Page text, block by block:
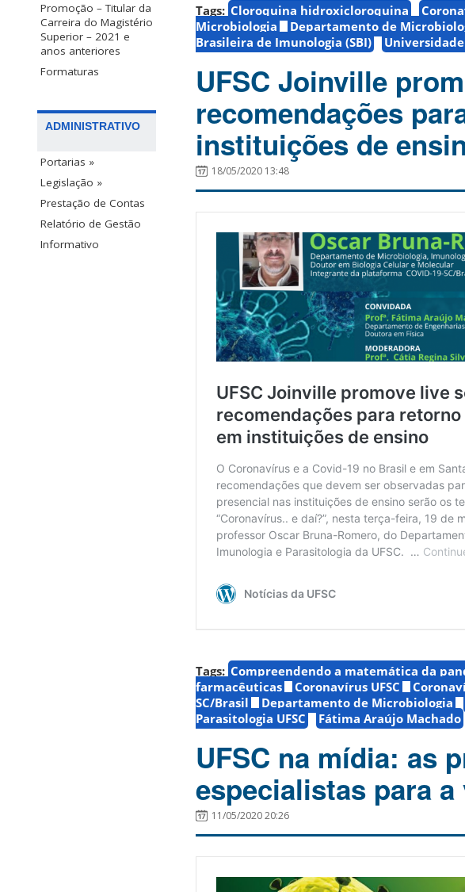
Promoção – Titular da
Carreira do Magistério
Superior – 2021 e
anos anteriores
Formaturas
ADMINISTRATIVO
Portarias »
Legislação »
Prestação de Contas
Relatório de Gestão
Informativo
Tags: Cloroquina hidroxicloroquina
Microbiologia
Departamento de
Brasileira de Imunologia (SBI)
Universidade
UFSC Joinville
recomendações
instituições de
18/05/2020 13:48
Tags: Compreendendo a matemática da
farmacêuticas
Coronavírus UFSC
SC/Brasil
Departamento de Microbiologia
Parasitologia UFSC
Fátima Araújo Machado
UFSC na mídia: as
especialistas para
11/05/2020 20:26